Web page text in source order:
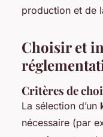
production et de
Choisir et
Critères de
La sélection d’un
nécessaire (par